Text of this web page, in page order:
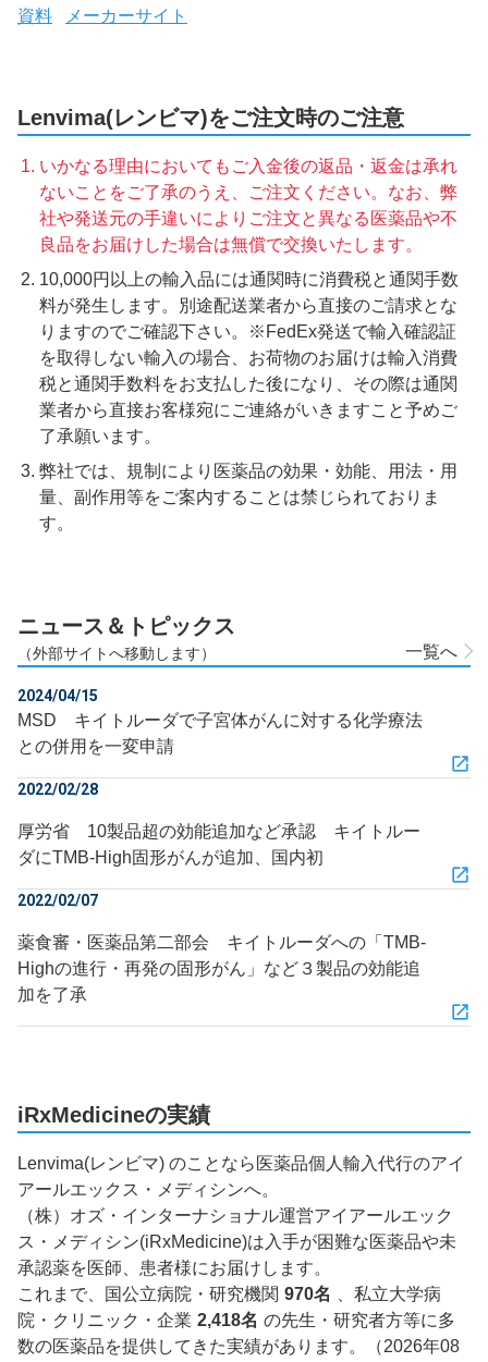
資料 メーカーサイト
Lenvima(レンビマ)をご注文時のご注意
いかなる理由においてもご入金後の返品・返金は承れ
ないことをご了承のうえ、ご注文ください。なお、弊
社や発送元の手違いによりご注文と異なる医薬品や不
良品をお届けした場合は無償で交換いたします。
10,000円以上の輸入品には通関時に消費税と通関手数
料が発生します。別途配送業者から直接のご請求とな
りますのでご確認下さい。※FedEx発送で輸入確認証
を取得しない輸入の場合、お荷物のお届けは輸入消費
税と通関手数料をお支払した後になり、その際は通関
業者から直接お客様宛にご連絡がいきますこと予めご
了承願います。
弊社では、規制により医薬品の効果・効能、用法・用
量、副作用等をご案内することは禁じられておりま
す。
ニュース＆トピックス
（外部サイトへ移動します） 一覧へ
2024/04/15
MSD キイトルーダで子宮体がんに対する化学療法
との併用を一変申請
2022/02/28
厚労省 10製品超の効能追加など承認 キイトルー
ダにTMB-High固形がんが追加、国内初
2022/02/07
薬食審・医薬品第二部会 キイトルーダへの「TMB-
Highの進行・再発の固形がん」など３製品の効能追
加を了承
iRxMedicineの実績
Lenvima(レンビマ) のことなら医薬品個人輸入代行のアイ
アールエックス・メディシンへ。
（株）オズ・インターナショナル運営アイアールエック
ス・メディシン(iRxMedicine)は入手が困難な医薬品や未
承認薬を医師、患者様にお届けします。
これまで、国公立病院・研究機関 970名
、私立大学病
院・クリニック・企業 2,418名 の先生・研究者方等に多
数の医薬品を提供してきた実績があります。（2026年08